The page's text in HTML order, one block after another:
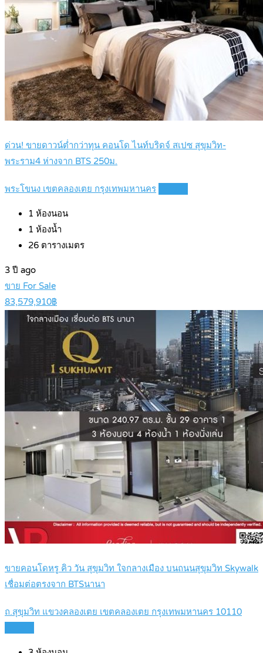
ด่วน! ขายดาวน์ต่ำกว่าทุน คอนโด ไนท์บริดจ์ สเปซ สุขุมวิท-
พระราม4 ห่างจาก BTS 250ม.
พระโขนง เขตคลองเตย กรุงเทพมหานคร
1 ห้องนอน
1 ห้องน้ำ
26 ตารางเมตร
3 ปี ago
ขาย For Sale
83,579,910฿
ขายคอนโดหรู คิว วัน สุขุมวิท ใจกลางเมือง บนถนนสุขุมวิท Skywalk
เชื่อมต่อตรงจาก BTSนานา
ถ.สุขุมวิท แขวงคลองเตย เขตคลองเตย กรุงเทพมหานคร 10110